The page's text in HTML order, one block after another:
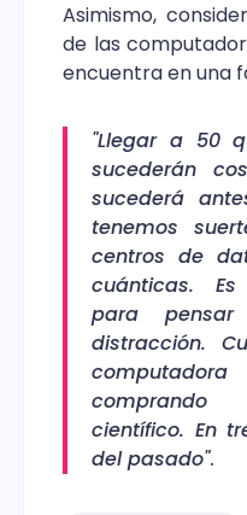
Asimismo,
de las
encuentra en una
"Llegar a 50
sucederán
sucederá
tenemos
centros de
cuánticas.
para
distracción.
científico. En
del pasado".